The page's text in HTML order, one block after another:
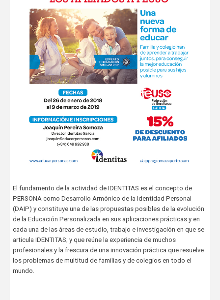
El fundamento de la actividad de IDENTITAS es el concepto de
PERSONA como Desarrollo Armónico de la Identidad Personal
(DAIP) y constituye una de las propuestas posibles de la evolución
de la Educación Personalizada en sus aplicaciones prácticas y en
cada una de las áreas de estudio, trabajo e investigación en que se
articula IDENTITAS; y que reúne la experiencia de muchos
profesionales y la frescura de una innovación práctica que resuelve
los problemas de multitud de familias y de colegios en todo el
mundo.